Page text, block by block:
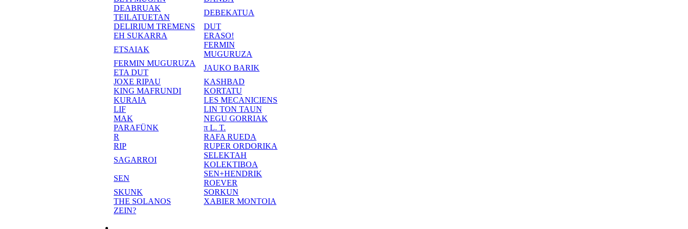
DEABRUAK
TEILATUETAN
DEBEKATUA
DELIRIUM TREMENS
DUT
EH SUKARRA
ERASO!
ETSAIAK
FERMIN
MUGURUZA
FERMIN MUGURUZA
ETA DUT
JAUKO BARIK
JOXE RIPAU
KASHBAD
KING MAFRUNDI
KORTATU
KURAIA
LES MECANICIENS
LIF
LIN TON TAUN
MAK
NEGU GORRIAK
PARAFÜNK
π L. T.
R
RAFA RUEDA
RIP
RUPER ORDORIKA
SAGARROI
SELEKTAH
KOLEKTIBOA
SEN
SEN+HENDRIK
ROEVER
SKUNK
SORKUN
THE SOLANOS
XABIER MONTOIA
ZEIN?